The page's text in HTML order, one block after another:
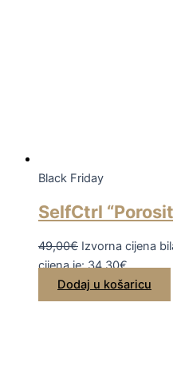
Black Friday
SelfCtrl
49,00€ Izvorna cijena
cijena je: 34,30€.
Dodaj u košaricu